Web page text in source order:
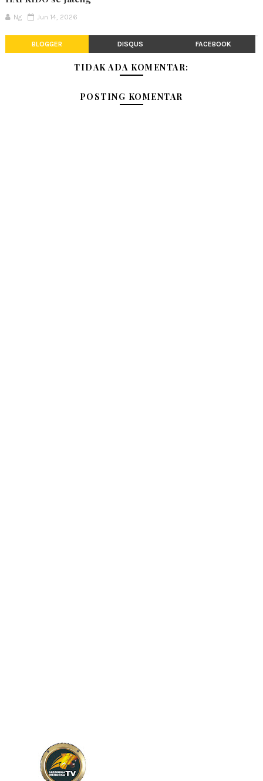
Ng Jun 14, 2026
BLOGGER DISQUS FACEBOOK
TIDAK ADA KOMENTAR:
POSTING KOMENTAR